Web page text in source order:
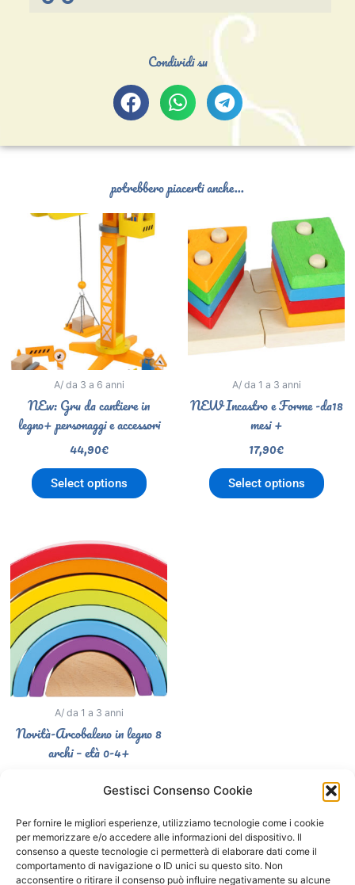
Gestisci Consenso Cookie
Per fornire le migliori esperienze, utilizziamo tecnologie come i cookie
per memorizzare e/o accedere alle informazioni del dispositivo. Il
consenso a queste tecnologie ci permetterà di elaborare dati come il
comportamento di navigazione o ID unici su questo sito. Non
acconsentire o ritirare il consenso può influire negativamente su alcune
Condividi su
potrebbero piacerti anche...
A/ da 3 a 6 anni
NEw: Gru da cantiere in
legno+ personaggi e accessori
44,90€
Select options
A/ da 1 a 3 anni
NEW Incastro e Forme -da18
mesi +
17,90€
Select options
A/ da 1 a 3 anni
Novità-Arcobaleno in legno 8
archi – età 0-4+
Segui il Gatto Blu sui social